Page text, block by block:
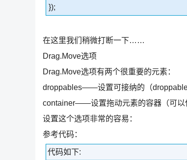
});
在这里我们稍微打断一下……
Drag.Move选项
Drag.Move选项有两个很重要的元素：
droppables——设置可接纳的（droppable
container——设置拖动元素的容器（可以
设置这个选项非常的容易：
参考代码：
代码如下: